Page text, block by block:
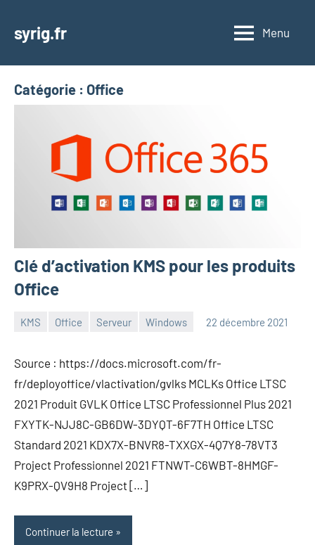
syrig.fr Menu
Catégorie : Office
Clé d’activation KMS pour les produits
Office
KMS Office Serveur Windows 22 décembre 2021
Source : https://docs.microsoft.com/fr-
fr/deployoffice/vlactivation/gvlks MCLKs Office LTSC
2021 Produit GVLK Office LTSC Professionnel Plus 2021
FXYTK-NJJ8C-GB6DW-3DYQT-6F7TH Office LTSC
Standard 2021 KDX7X-BNVR8-TXXGX-4Q7Y8-78VT3
Project Professionnel 2021 FTNWT-C6WBT-8HMGF-
K9PRX-QV9H8 Project […]
Continuer la lecture